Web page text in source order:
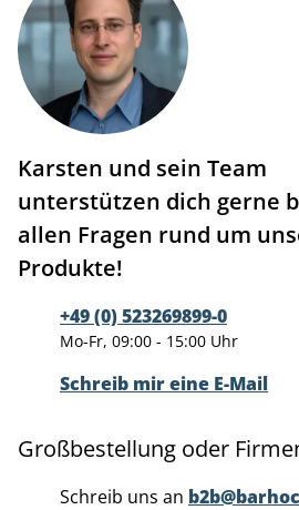
Karsten und sein Team
unterstützen dich gerne
allen Fragen rund um
Produkte!
+49 (0) 523269899-0
Mo-Fr, 09:00 - 15:00 Uhr
Schreib mir eine E-Mail
Großbestellung oder
Schreib uns an